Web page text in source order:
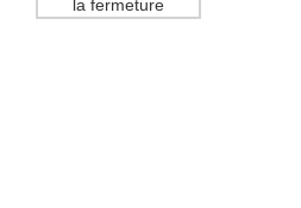
la fermeture